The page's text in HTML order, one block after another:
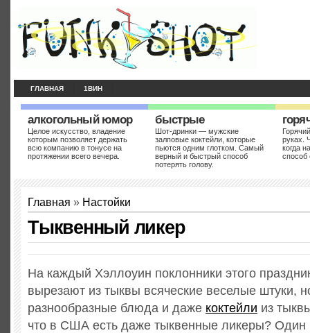
ГЛАВНАЯ 1ВИН
алкогольный юмор
Целое искусство, владение
которым позволяет держать
всю компанию в тонусе на
протяжении всего вечера.
быстрые
Шот-дринки — мужские
залповые коктейли, которые
пьются одним глотком. Самый
верный и быстрый способ
потерять голову.
руках.
когда
способ
Главная » Настойки
Тыквенный ликер
На каждый Хэллоуин поклонники этого
вырезают из тыквы всяческие веселые штуки,
разнообразные блюда и даже коктейли из
что в США есть даже тыквенные ликеры? Один